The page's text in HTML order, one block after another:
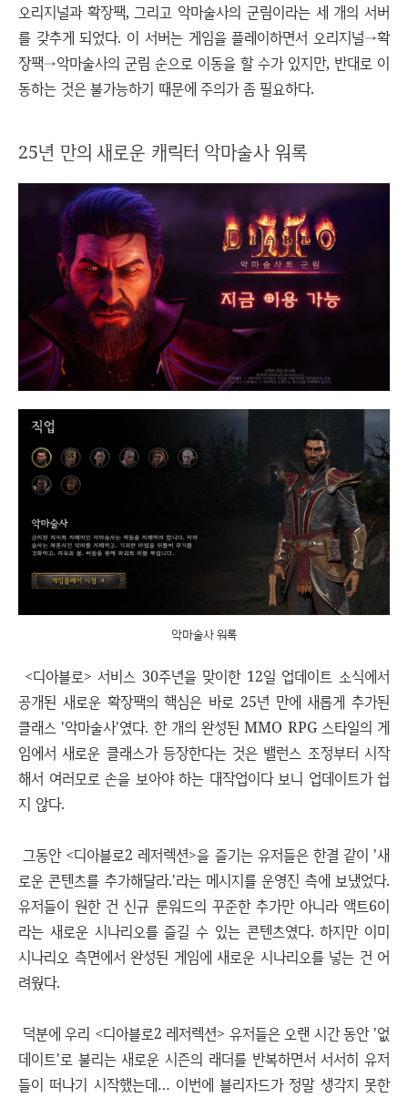
오리지널과 확장팩, 그리고 악마술사의 군림이라는 세 개의 서버
를 갖추게 되었다. 이 서버는 게임을 플레이하면서 오리지널→확
장팩→악마술사의 군림 순으로 이동을 할 수가 있지만, 반대로 이
동하는 것은 불가능하기 때문에 주의가 좀 필요하다.
25년 만의 새로운 캐릭터 악마술사 워록
악마술사 워록
<디아블로> 서비스 30주년을 맞이한 12일 업데이트 소식에서
공개된 새로운 확장팩의 핵심은 바로 25년 만에 새롭게 추가된
클래스 '악마술사'였다. 한 개의 완성된 MMO RPG 스타일의 게
임에서 새로운 클래스가 등장한다는 것은 밸런스 조정부터 시작
해서 여러모로 손을 보아야 하는 대작업이다 보니 업데이트가 쉽
지 않다.
그동안 <디아블로2 레저렉션>을 즐기는 유저들은 한결 같이 '새
로운 콘텐츠를 추가해달라.'라는 메시지를 운영진 측에 보냈었다.
유저들이 원한 건 신규 룬워드의 꾸준한 추가만 아니라 액트6이
라는 새로운 시나리오를 즐길 수 있는 콘텐츠였다. 하지만 이미
시나리오 측면에서 완성된 게임에 새로운 시나리오를 넣는 건 어
려웠다.
덕분에 우리 <디아블로2 레저렉션> 유저들은 오랜 시간 동안 '없
데이트'로 불리는 새로운 시즌의 래더를 반복하면서 서서히 유저
들이 떠나기 시작했는데… 이번에 블리자드가 정말 생각지 못한